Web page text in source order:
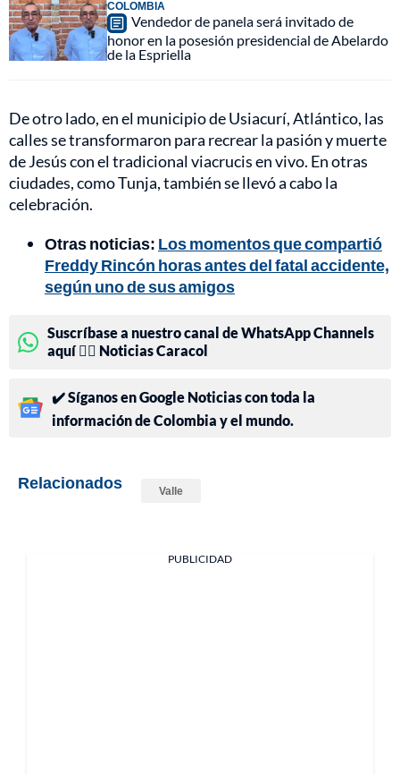
COLOMBIA
Vendedor de panela será invitado de
honor en la posesión presidencial de Abelardo
de la Espriella
De otro lado, en el municipio de Usiacurí, Atlántico, las
calles se transformaron para recrear la pasión y muerte
de Jesús con el tradicional viacrucis en vivo. En otras
ciudades, como Tunja, también se llevó a cabo la
celebración.
Otras noticias: Los momentos que compartió
Freddy Rincón horas antes del fatal accidente,
según uno de sus amigos
Suscríbase a nuestro canal de WhatsApp Channels
aquí 👉🏻 Noticias Caracol
✔️ Síganos en Google Noticias con toda la
información de Colombia y el mundo.
Relacionados Valle
PUBLICIDAD